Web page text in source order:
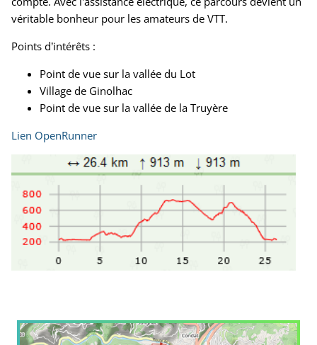
véritable bonheur pour les amateurs de VTT.
Points d’intérêts :
Point de vue sur la vallée du Lot
Village de Ginolhac
Point de vue sur la vallée de la Truyère
Lien OpenRunner